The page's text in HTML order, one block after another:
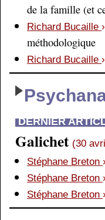
de la famille (et
Richard Bucaille ›
méthodologique
Richard Bucaille ›
DERNIER
Galichet (30
Stéphane Breton ›
Stéphane Breton ›
Stéphane Breton ›